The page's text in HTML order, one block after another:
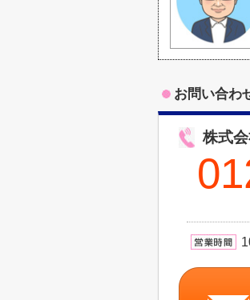
お問い合わ
株式